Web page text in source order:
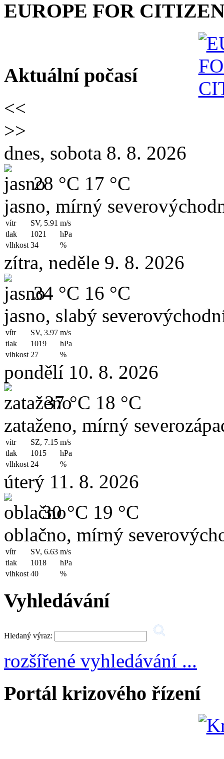
EUROPE FOR
Aktuální počasí
<<
>>
dnes, sobota 8. 8. 2026
28 °C 17 °C
jasno, mírný
vítr SV, 5.91 m/s
tlak
1021
hPa
vlhkost 34 %
zítra, neděle 9. 8. 2026
34 °C 16 °C
jasno, slabý
vítr SV, 3.97 m/s
tlak
1019
hPa
vlhkost 27 %
pondělí 10. 8. 2026
37 °C 18 °C
zataženo, mírný
vítr SZ, 7.15 m/s
tlak
1015
hPa
vlhkost 24 %
úterý 11. 8. 2026
30 °C 19 °C
oblačno, mírný
vítr SV, 6.63 m/s
tlak
1018
hPa
vlhkost 40 %
Vyhledávání
Hledaný výraz:
rozšířené vyhledávání ...
Portál krizového řízení